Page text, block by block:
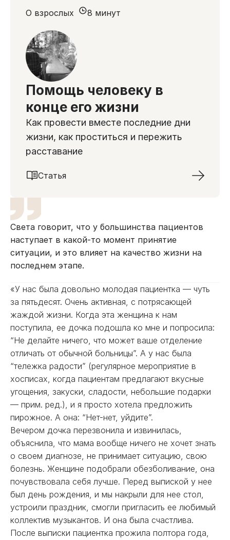
Помощь человеку в
конце его жизни
Как провести вместе последние дни
жизни, как проститься и пережить
расставание
О взрослых
Статья
8 минут
Света говорит, что у большинства пациентов
наступает в какой-то момент принятие
ситуации, и это влияет на качество жизни на
последнем этапе.
«У нас была довольно молодая пациентка — чуть
за пятьдесят. Очень активная, с потрясающей
жаждой жизни. Когда эта женщина к нам
поступила, ее дочка подошла ко мне и попросила:
“Не делайте ничего, что может ваше отделение
отличать от обычной больницы”. А у нас была
“тележка радости” (регулярное мероприятие в
хосписах, когда пациентам предлагают вкусные
угощения, закуски, сладости, небольшие подарки
— прим. ред.), и я просто хотела предложить
пирожное. А она: “Нет-нет, уйдите”.
Вечером дочка перезвонила и извинилась,
объяснила, что мама вообще ничего не хочет знать
о своем диагнозе, не принимает ситуацию, свою
болезнь. Женщине подобрали обезболивание, она
почувствовала себя лучше. Перед выпиской у нее
был день рождения, и мы накрыли для нее стол,
устроили праздник, смогли пригласить ее любимый
коллектив музыкантов. И она была счастлива.
После выписки пациентка прожила полтора года,